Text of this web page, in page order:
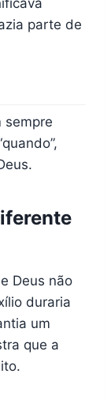
parte de
sempre
Deus não
duraria
um
que a